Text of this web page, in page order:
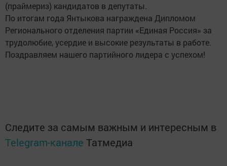
(праймериз) кандидатов в депутаты.
По итогам года Янтыкова награждена Дипломом
Регионального отделения партии «Единая Россия» за
трудолюбие, усердие и высокие результаты в работе.
Поздравляем нашего партийного лидера с успехом!
Следите за самым важным и интересным в
Telegram-канале Татмедиа